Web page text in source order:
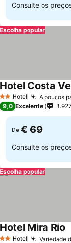
Consulte os
Escolha popular
2 Estrelas
Hotel A poucos
Hotel Costa
9,0 Excelente 3.927
De € 69
Consulte os
Escolha popular
2 Estrelas
Hotel Variedade
Hotel Mira Rio